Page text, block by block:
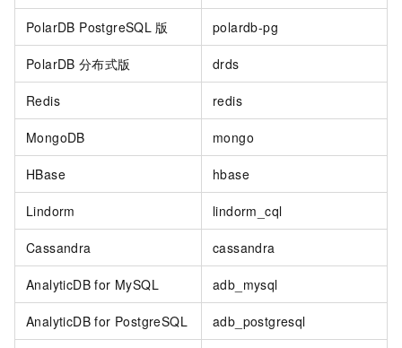
PolarDB PostgreSQL 版 polardb-pg
PolarDB 分布式版 drds
Redis redis
MongoDB mongo
HBase hbase
Lindorm lindorm_cql
Cassandra cassandra
AnalyticDB for MySQL adb_mysql
AnalyticDB for PostgreSQL adb_postgresql